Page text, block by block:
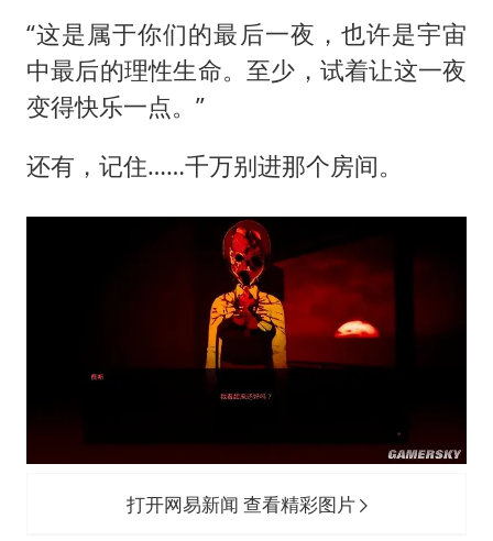
“这是属于你们的最后一夜，也许是宇宙
中最后的理性生命。至少，试着让这一夜
变得快乐一点。”
还有，记住……千万别进那个房间。
打开网易新闻 查看精彩图片